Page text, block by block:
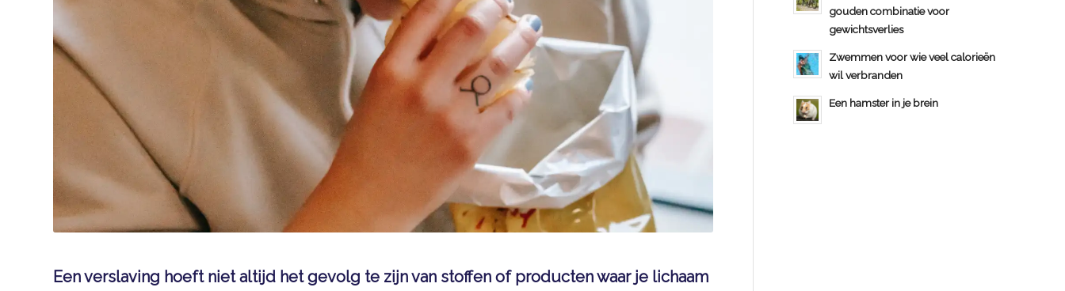
Een verslaving hoeft niet altijd het gevolg te zijn van stoffen of producten waar je lichaam
gouden combinatie voor
gewichtsverlies
Zwemmen voor wie veel calorieën
wil verbranden
Een hamster in je brein